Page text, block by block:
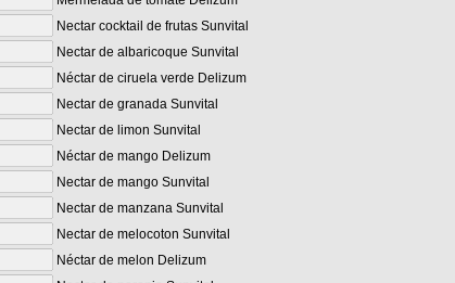
Nectar cocktail de frutas Sunvital
Nectar de albaricoque Sunvital
Néctar de ciruela verde Delizum
Nectar de granada Sunvital
Nectar de limon Sunvital
Néctar de mango Delizum
Nectar de mango Sunvital
Nectar de manzana Sunvital
Nectar de melocoton Sunvital
Néctar de melon Delizum